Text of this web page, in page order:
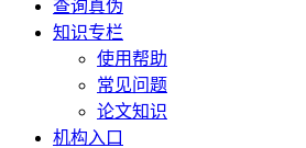
查询真伪
知识专栏
使用帮助
常见问题
论文知识
机构入口